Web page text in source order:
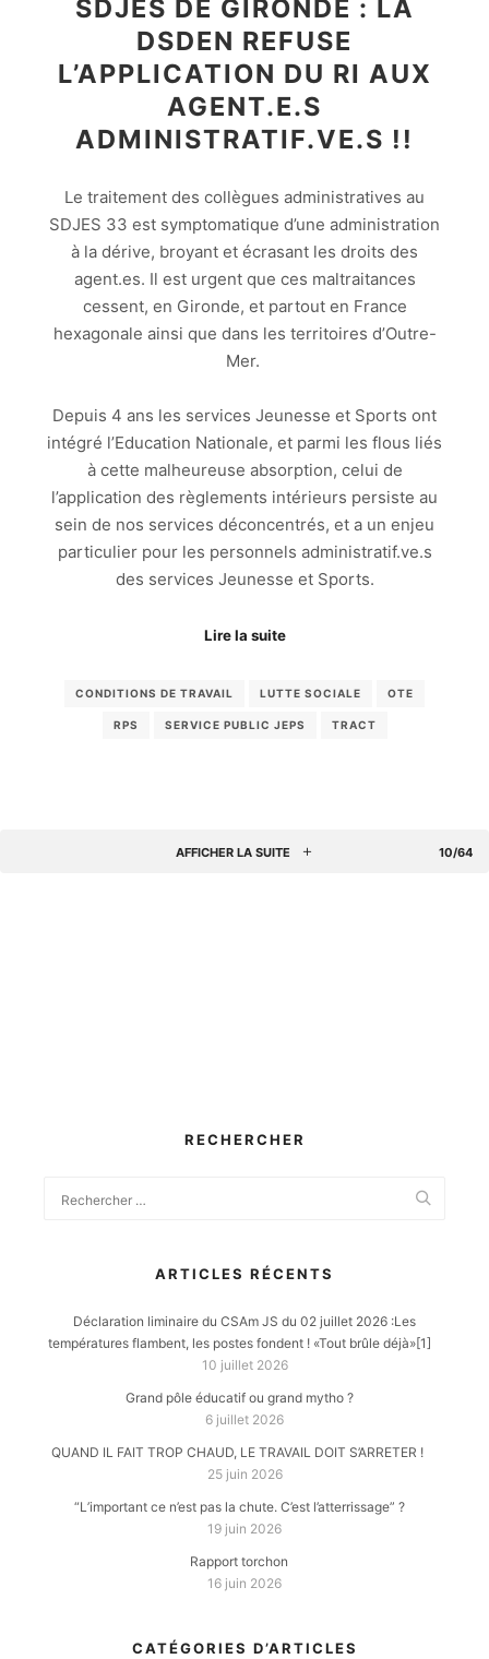
SDJES DE GIRONDE : LA
DSDEN REFUSE
L’APPLICATION DU RI AUX
AGENT.E.S
ADMINISTRATIF.VE.S !!
Le traitement des collègues administratives au
SDJES 33 est symptomatique d’une administration
à la dérive, broyant et écrasant les droits des
agent.es. Il est urgent que ces maltraitances
cessent, en Gironde, et partout en France
hexagonale ainsi que dans les territoires d’Outre-
Mer.
Depuis 4 ans les services Jeunesse et Sports ont
intégré l’Education Nationale, et parmi les flous liés
à cette malheureuse absorption, celui de
l’application des règlements intérieurs persiste au
sein de nos services déconcentrés, et a un enjeu
particulier pour les personnels administratif.ve.s
des services Jeunesse et Sports.
Lire la suite
CONDITIONS DE TRAVAIL LUTTE SOCIALE OTE
RPS SERVICE PUBLIC JEPS TRACT
AFFICHER LA SUITE 10/64
RECHERCHER
ARTICLES RÉCENTS
Déclaration liminaire du CSAm JS du 02 juillet 2026 :Les
températures flambent, les postes fondent ! «Tout brûle déjà»[1]
10 juillet 2026
Grand pôle éducatif ou grand mytho ?
6 juillet 2026
QUAND IL FAIT TROP CHAUD, LE TRAVAIL DOIT S’ARRETER !
25 juin 2026
“L’important ce n’est pas la chute. C’est l’atterrissage” ?
19 juin 2026
Rapport torchon
16 juin 2026
CATÉGORIES D’ARTICLES